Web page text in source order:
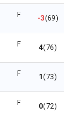
F -3(69)
F 4(76)
F 1(73)
F 0(72)